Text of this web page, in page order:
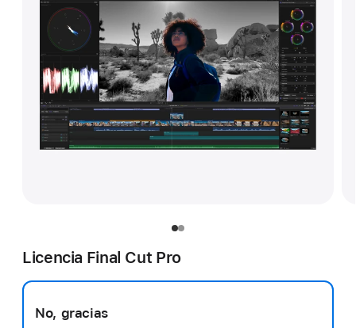
Licencia Final Cut Pro
No, gracias